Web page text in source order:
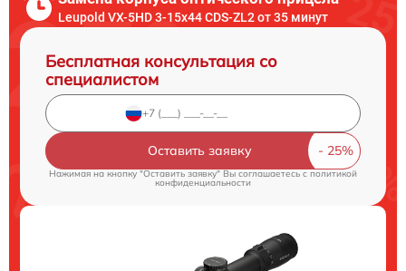
Leupold VX-5HD 3-15x44 CDS-ZL2 от 35 минут
Бесплатная консультация со
специалистом
Оставить заявку
Нажимая на кнопку "Оставить заявку" Вы соглашаетесь cполитикой
конфиденциальности